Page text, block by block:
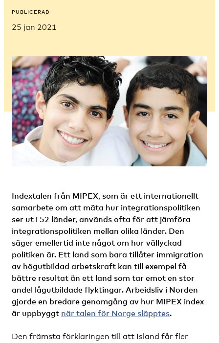
PUBLICERAD
25 jan 2021
Indextalen från MIPEX, som är ett internationellt
samarbete om att mäta hur integrationspolitiken
ser ut i 52 länder, används ofta för att jämföra
integrationspolitiken mellan olika länder. Den
säger emellertid inte något om hur vällyckad
politiken är. Ett land som bara tillåter immigration
av högutbildad arbetskraft kan till exempel få
bättre resultat än ett land som tar emot en stor
andel lågutbildade flyktingar. Arbeidsliv i Norden
gjorde en bredare genomgång av hur MIPEX index
är uppbyggt när talen för Norge släpptes.
Den främsta förklaringen till att Island får fler